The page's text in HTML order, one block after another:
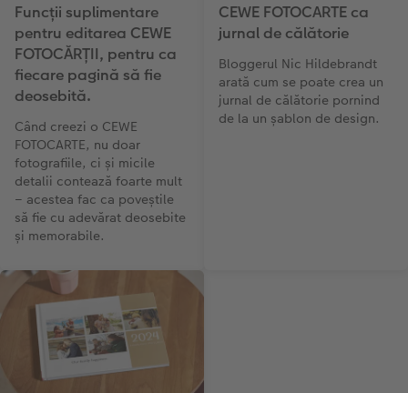
Funcții suplimentare
pentru editarea CEWE
FOTOCĂRȚII, pentru ca
fiecare pagină să fie
deosebită.
Când creezi o CEWE
FOTOCARTE, nu doar
fotografiile, ci și micile
detalii contează foarte mult
– acestea fac ca poveștile
să fie cu adevărat deosebite
și memorabile.
CEWE FOTOCARTE ca
jurnal de călătorie
Bloggerul Nic Hildebrandt
arată cum se poate crea un
jurnal de călătorie pornind
de la un șablon de design.